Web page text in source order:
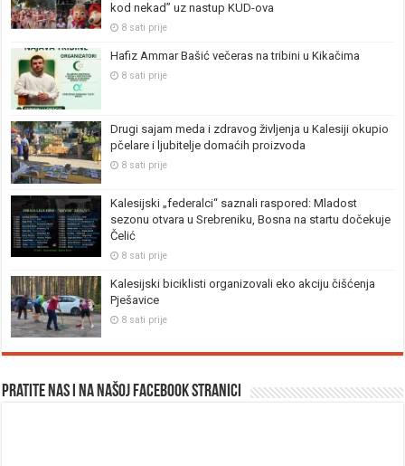
kod nekad” uz nastup KUD-ova
8 sati prije
Hafiz Ammar Bašić večeras na tribini u Kikačima
8 sati prije
Drugi sajam meda i zdravog življenja u Kalesiji okupio
pčelare i ljubitelje domaćih proizvoda
8 sati prije
Kalesijski „federalci“ saznali raspored: Mladost
sezonu otvara u Srebreniku, Bosna na startu dočekuje
Čelić
8 sati prije
Kalesijski biciklisti organizovali eko akciju čišćenja
Pješavice
8 sati prije
Pratite nas i na našoj facebook stranici